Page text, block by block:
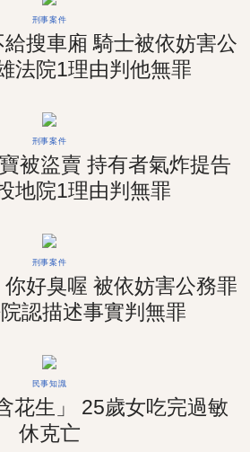
刑事案件
搜車廂 騎士被依妨害公
法院1理由判他無罪
刑事案件
被盜賣 持有者氣炸提告
地院1理由判無罪
刑事案件
好臭喔 被依妨害公務罪
認描述事實判無罪
民事知識
花生」 25歲女吃完過敏
休克亡